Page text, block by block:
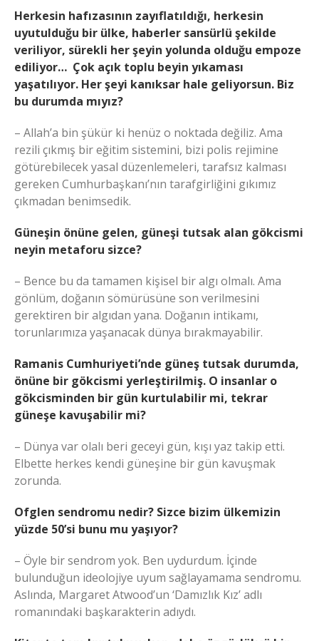
Herkesin hafızasının zayıflatıldığı, herkesin
uyutulduğu bir ülke, haberler sansürlü şekilde
veriliyor, sürekli her şeyin yolunda olduğu empoze
ediliyor… Çok açık toplu beyin yıkaması
yaşatılıyor. Her şeyi kanıksar hale geliyorsun. Biz
bu durumda mıyız?
– Allah’a bin şükür ki henüz o noktada değiliz. Ama
rezili çıkmış bir eğitim sistemini, bizi polis rejimine
götürebilecek yasal düzenlemeleri, tarafsız kalması
gereken Cumhurbaşkanı’nın tarafgirliğini gıkımız
çıkmadan benimsedik.
Güneşin önüne gelen, güneşi tutsak alan gökcismi
neyin metaforu sizce?
– Bence bu da tamamen kişisel bir algı olmalı. Ama
gönlüm, doğanın sömürüsüne son verilmesini
gerektiren bir algıdan yana. Doğanın intikamı,
torunlarımıza yaşanacak dünya bırakmayabilir.
Ramanis Cumhuriyeti’nde güneş tutsak durumda,
önüne bir gökcismi yerleştirilmiş. O insanlar o
gökcisminden bir gün kurtulabilir mi, tekrar
güneşe kavuşabilir mi?
– Dünya var olalı beri geceyi gün, kışı yaz takip etti.
Elbette herkes kendi güneşine bir gün kavuşmak
zorunda.
Ofglen sendromu nedir? Sizce bizim ülkemizin
yüzde 50’si bunu mu yaşıyor?
– Öyle bir sendrom yok. Ben uydurdum. İçinde
bulunduğun ideolojiye uyum sağlayamama sendromu.
Aslında, Margaret Atwood’un ‘Damızlık Kız’ adlı
romanındaki başkarakterin adıydı.